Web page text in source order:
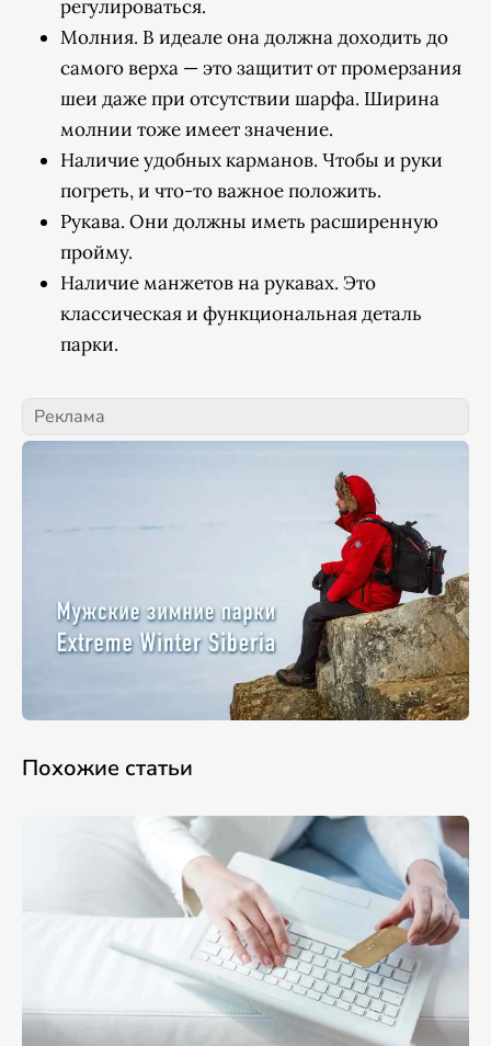
регулироваться.
Молния. В идеале она должна доходить до
самого верха — это защитит от промерзания
шеи даже при отсутствии шарфа. Ширина
молнии тоже имеет значение.
Наличие удобных карманов. Чтобы и руки
погреть, и что-то важное положить.
Рукава. Они должны иметь расширенную
пройму.
Наличие манжетов на рукавах. Это
классическая и функциональная деталь
парки.
Реклама
Похожие статьи